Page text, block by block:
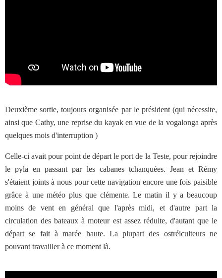
Deuxième sortie, toujours organisée par le président (qui nécessite,
ainsi que Cathy, une reprise du kayak en vue de la vogalonga après
quelques mois d'interruption )
Celle-ci avait pour point de départ le port de la Teste, pour rejoindre
le pyla en passant par les cabanes tchanquées. Jean et Rémy
s'étaient joints à nous pour cette navigation encore une fois paisible
grâce à une météo plus que clémente. Le matin il y a beaucoup
moins de vent en général que l'après midi, et d'autre part la
circulation des bateaux à moteur est assez réduite, d'autant que le
départ se fait à marée haute. La plupart des ostréiculteurs ne
pouvant travailler à ce moment là.